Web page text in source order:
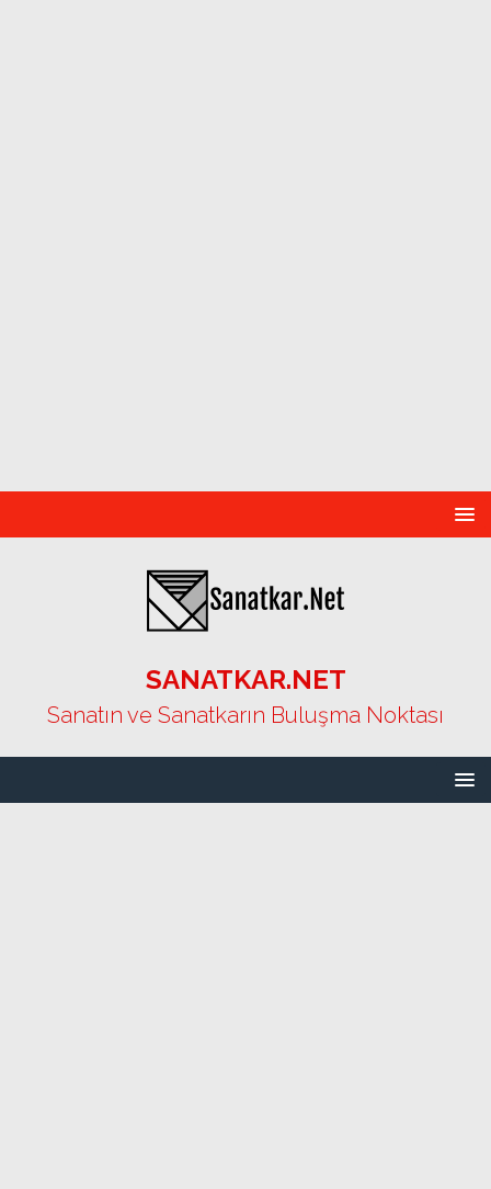
SANATKAR.NET
Sanatın ve Sanatkarın Buluşma Noktası